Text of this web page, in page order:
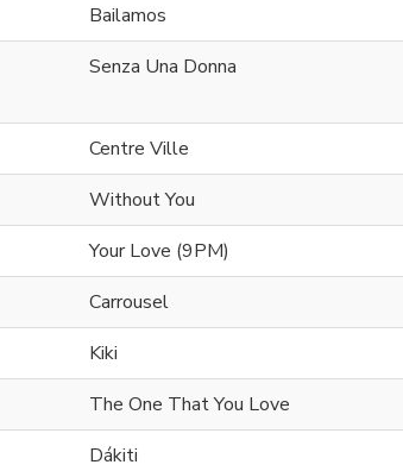
Bailamos
Senza Una Donna
Centre Ville
Without You
Your Love (9PM)
Carrousel
Kiki
The One That You Love
Dákiti